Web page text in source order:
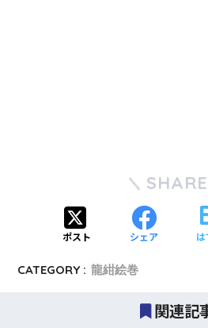
SHARE
ポスト シェア
CATEGORY : 龍紺絵巻
関連記